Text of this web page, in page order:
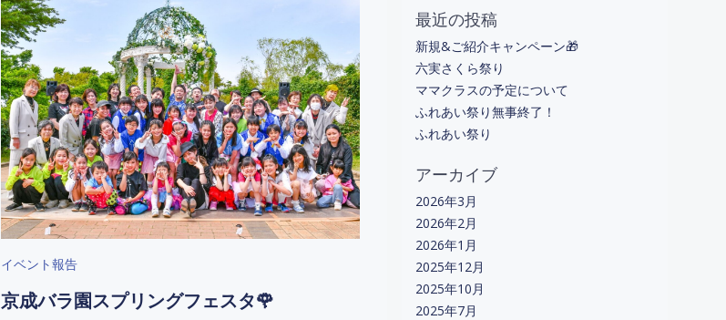
イベント報告
京成バラ園スプリングフェスタ🌹
最近の投稿
新規&ご紹介キャンペーン🎁
六実さくら祭り
ママクラスの予定について
ふれあい祭り無事終了！
ふれあい祭り
アーカイブ
2026年3月
2026年2月
2026年1月
2025年12月
2025年10月
2025年7月